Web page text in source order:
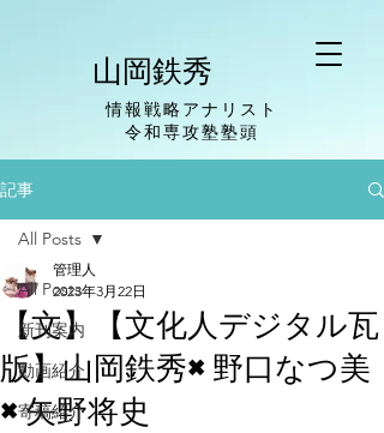
山岡鉄秀
情報戦略アナリスト
​令和専攻塾塾頭
記事
All Posts
新刊案内
動画紹介
寄稿紹介
All Posts
【文】【文化人デジタル瓦
版】山岡鉄秀×野口なつ美
×矢野将史
管理人
2023年3月22日